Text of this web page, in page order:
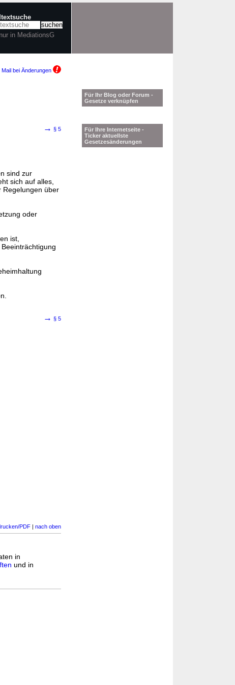
nur in MediationsG
Mail bei Änderungen
→ § 5
sind zur
sich auf alles,
Regelungen über
oder
ist,
→ § 5
PDF | nach oben
in
und in
Für Ihr Blog oder Forum -
Gesetze verknüpfen
Für Ihre Internetseite -
Ticker aktuellste
Gesetzesänderungen